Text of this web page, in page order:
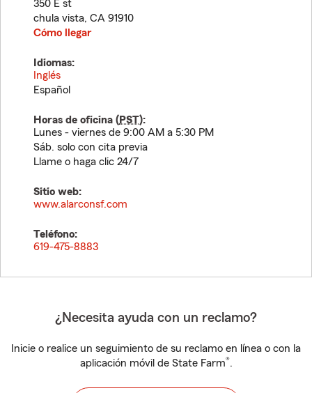
350 E st
chula vista, CA 91910
Cómo llegar
Idiomas:
Inglés
Español
Horas de oficina (PST):
Lunes - viernes de 9:00 AM a 5:30 PM
Sáb. solo con cita previa
Llame o haga clic 24/7
Sitio web:
www.alarconsf.com
Teléfono:
619-475-8883
¿Necesita ayuda con un reclamo?
Inicie o realice un seguimiento de su reclamo en línea o con la
aplicación móvil de State Farm®.